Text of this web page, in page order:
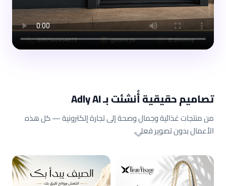
تصاميم حقيقية أُنشئت بـ Adly AI
من منتجات غذائية وجمال وصحة إلى تجارة إلكترونية — كل هذه
الأعمال بدون تصوير فعلي.